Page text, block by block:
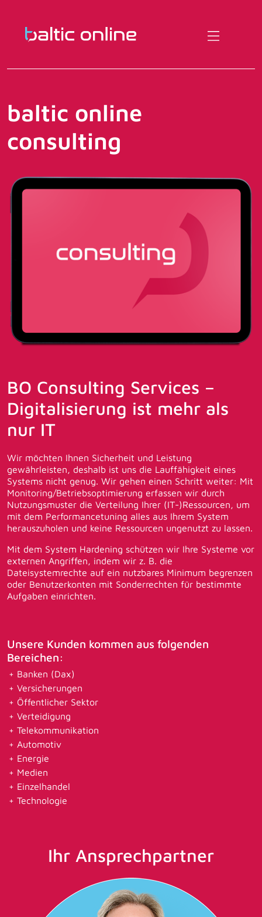
baltic online
consulting
BO Consulting Services –
Digitalisierung ist mehr als
nur IT
Wir möchten Ihnen Sicherheit und Leistung
gewährleisten, deshalb ist uns die Lauffähigkeit eines
Systems nicht genug. Wir gehen einen Schritt weiter: Mit
Monitoring/Betriebsoptimierung erfassen wir durch
Nutzungsmuster die Verteilung Ihrer (IT-)Ressourcen, um
mit dem Performancetuning alles aus Ihrem System
herauszuholen und keine Ressourcen ungenutzt zu lassen.
Mit dem System Hardening schützen wir Ihre Systeme vor
externen Angriffen, indem wir z. B. die
Dateisystemrechte auf ein nutzbares Minimum begrenzen
oder Benutzerkonten mit Sonderrechten für bestimmte
Aufgaben einrichten.
Unsere Kunden kommen aus folgenden
Bereichen:
Banken (Dax)
Versicherungen
Öffentlicher Sektor
Verteidigung
Telekommunikation
Automotiv
Energie
Medien
Einzelhandel
Technologie
Ihr Ansprechpartner